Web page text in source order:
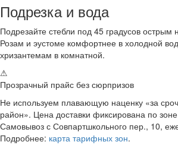
Подрезка и вода
Подрезайте стебли под 45 градусов
Розам и эустоме комфортнее в холодной
хризантемам в комнатной.
⚠
Прозрачный прайс без сюрпризов
Не используем плавающую наценку «за
район». Цена доставки фиксирована по
Самовывоз с Совпартшкольного пер., 10,
Подробнее: карта тарифных зон.